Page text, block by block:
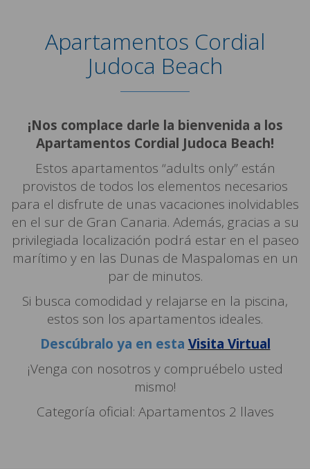
Apartamentos Cordial
Judoca Beach
¡Nos complace darle la bienvenida a los
Apartamentos Cordial Judoca Beach!
Estos apartamentos “adults only” están
provistos de todos los elementos necesarios
para el disfrute de unas vacaciones inolvidables
en el sur de Gran Canaria. Además, gracias a su
privilegiada localización podrá estar en el paseo
marítimo y en las Dunas de Maspalomas en un
par de minutos.
Si busca comodidad y relajarse en la piscina,
estos son los apartamentos ideales.
Descúbralo ya en esta Visita Virtual
¡Venga con nosotros y compruébelo usted
mismo!
Categoría oficial: Apartamentos 2 llaves